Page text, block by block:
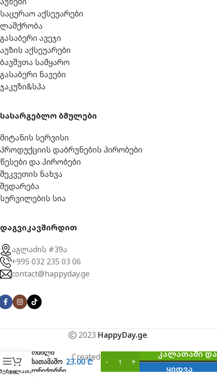
საცურაო აქსეუარები
ლაშქრობა
გასაბერი ავეჯი
აუზის აქსეუარები
ბავშვთა სამყარო
გასაბერი ნავები
ჯაკუზი&სპა
სასარგებლო ბმულები
მიტანის სერვისი
პროდუქციის დაბრუნების პირობები
წესები და პირობები
შეკვეთის ნახვა
შედარება
სურვილების სია
დაგვიკავშირდით
აგლაძის #39ა
+995 032 235 03 06
contact@happyday.ge
2023 HappyDay.ge.
Created By:
რბილი
სათამაშო
იუნიქორნი
23.00₾
ᲙᲐᲚᲐᲗᲐᲨᲘ
ᲧᲘᲓᲕᲐ
კალათა